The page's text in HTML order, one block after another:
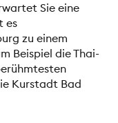
Sie eine
es
zu einem
Beispiel die Thai-
Kurstadt Bad